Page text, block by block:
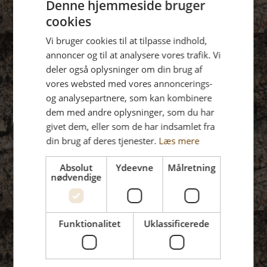
Denne hjemmeside bruger
cookies
Vi bruger cookies til at tilpasse indhold,
annoncer og til at analysere vores trafik. Vi
deler også oplysninger om din brug af
vores websted med vores annoncerings-
og analysepartnere, som kan kombinere
dem med andre oplysninger, som du har
givet dem, eller som de har indsamlet fra
din brug af deres tjenester. Læs mere
Absolut
nødvendige
Ydeevne Målretning
Funktionalitet Uklassificerede